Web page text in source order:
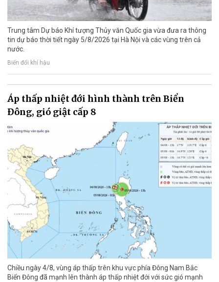
Trung tâm Dự báo Khí tượng Thủy văn Quốc gia vừa đưa ra thông
tin dự báo thời tiết ngày 5/8/2026 tại Hà Nội và các vùng trên cả
nước.
Biến đổi khí hậu
Áp thấp nhiệt đới hình thành trên Biển
Đông, gió giật cấp 8
Chiều ngày 4/8, vùng áp thấp trên khu vực phía Đông Nam Bắc
Biển Đông đã mạnh lên thành áp thấp nhiệt đới với sức gió mạnh